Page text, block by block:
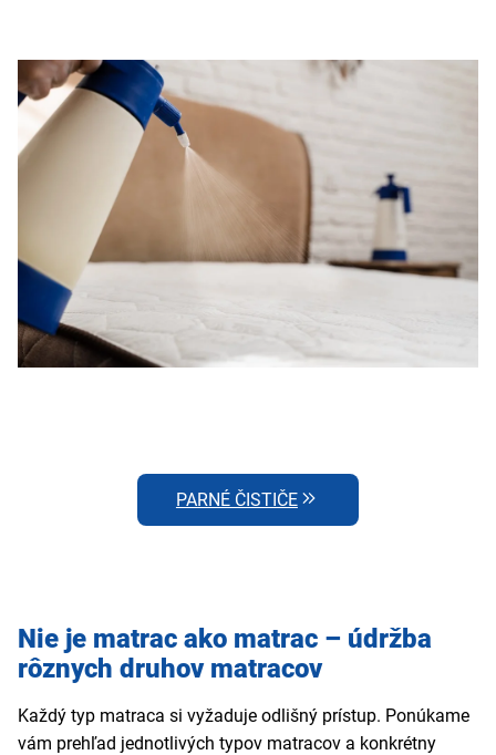
PARNÉ ČISTIČE
Nie je matrac ako matrac – údržba
rôznych druhov matracov
Každý typ matraca si vyžaduje odlišný prístup. Ponúkame
vám prehľad jednotlivých typov matracov a konkrétny